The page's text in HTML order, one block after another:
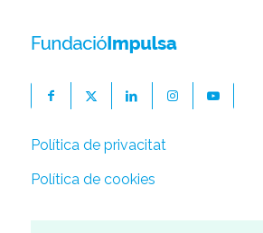
Política de privacitat
Política de cookies